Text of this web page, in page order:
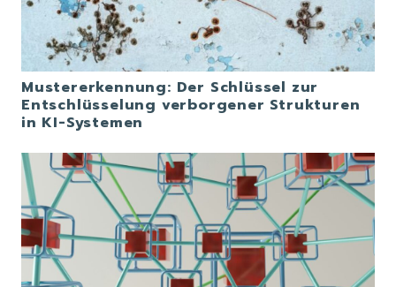
Mustererkennung: Der Schlüssel zur
Entschlüsselung verborgener Strukturen
in KI-Systemen